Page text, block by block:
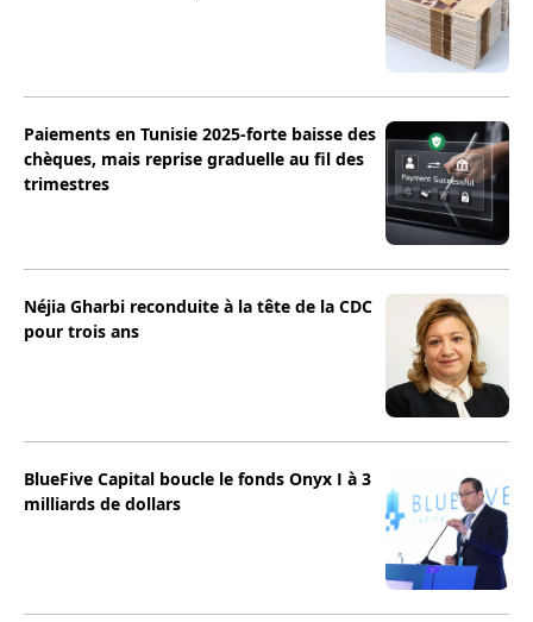
Paiements en Tunisie 2025-forte baisse des
chèques, mais reprise graduelle au fil des
trimestres
Néjia Gharbi reconduite à la tête de la CDC
pour trois ans
BlueFive Capital boucle le fonds Onyx I à 3
milliards de dollars